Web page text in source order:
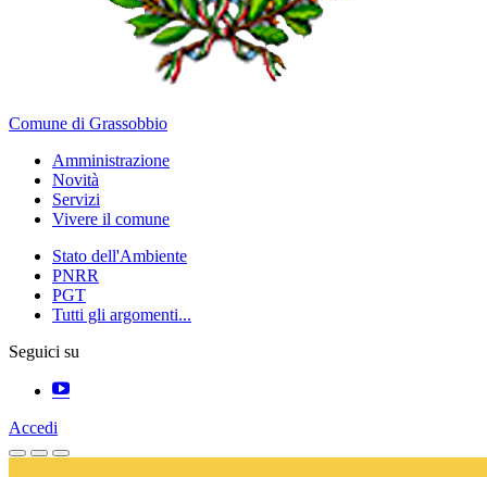
Comune di Grassobbio
Amministrazione
Novità
Servizi
Vivere il comune
Stato dell'Ambiente
PNRR
PGT
Tutti gli argomenti...
Seguici su
Accedi
Homepage